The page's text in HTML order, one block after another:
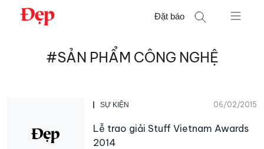
Chuyển
Đặt báo
#SẢN PHẨM CÔNG NGHỆ
SỰ KIỆN 06/02/2015
Lễ trao giải Stuff Vietnam Awards
2014